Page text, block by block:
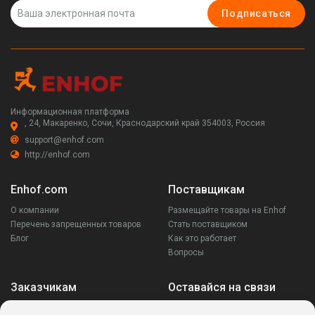
Подписаться
Информационная платформа
, 24, Макаренко, Сочи, Краснодарский край 354003, Россия
support@enhof.com
http://enhof.com
Enhof.com
О компании
Перечень запрещенных товаров
Блог
Поставщикам
Размещайте товары на Enhof
Стать поставщиком
Как это работает
Вопросы
Заказчикам Оставайся на связи